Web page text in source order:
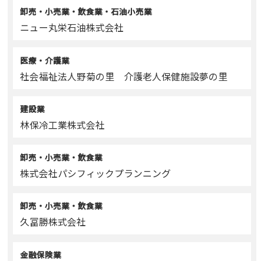
卸売・小売業・飲食業・石油小売業
ニュー丸栄石油株式会社
医療・介護業
社会福祉法人野菊の里 介護老人保健施設夢の里
建設業
林保冷工業株式会社
卸売・小売業・飲食業
株式会社パシフィックプランニング
卸売・小売業・飲食業
久冨勝株式会社
金融保険業